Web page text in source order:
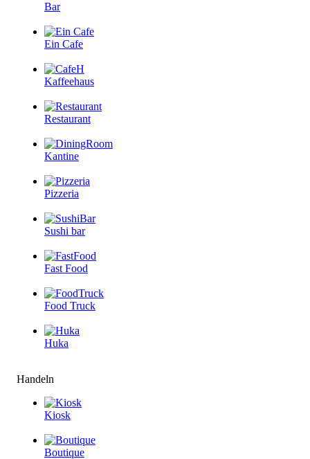
Bar
Ein Cafe
Kaffeehaus
Restaurant
Kantine
Pizzeria
Sushi bar
Fast Food
Food Truck
Huka
Handeln
Kiosk
Boutique